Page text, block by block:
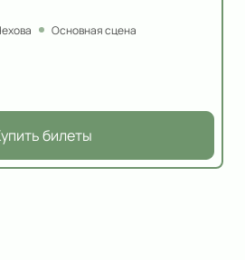
Основная сцена
билеты